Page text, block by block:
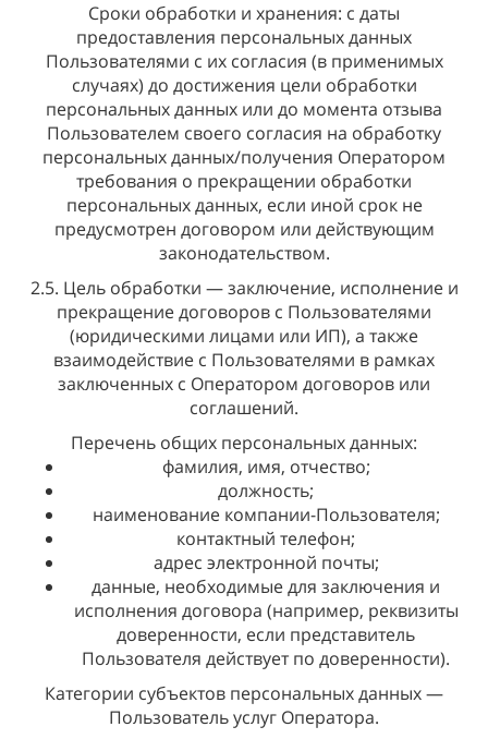
Сроки обработки и хранения: с даты
предоставления персональных данных
Пользователями с их согласия (в применимых
случаях) до достижения цели обработки
персональных данных или до момента отзыва
Пользователем своего согласия на обработку
персональных данных/получения Оператором
требования о прекращении обработки
персональных данных, если иной срок не
предусмотрен договором или действующим
законодательством.
2.5. Цель обработки — заключение, исполнение и
прекращение договоров с Пользователями
(юридическими лицами или ИП), а также
взаимодействие с Пользователями в рамках
заключенных с Оператором договоров или
соглашений.
Перечень общих персональных данных:
фамилия, имя, отчество;
должность;
наименование компании-Пользователя;
контактный телефон;
адрес электронной почты;
данные, необходимые для заключения и
исполнения договора (например, реквизиты
доверенности, если представитель
Пользователя действует по доверенности).
Категории субъектов персональных данных —
Пользователь услуг Оператора.